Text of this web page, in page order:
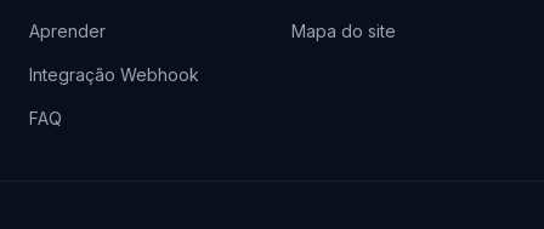
Aprender
Integração Webhook
FAQ
Mapa do site